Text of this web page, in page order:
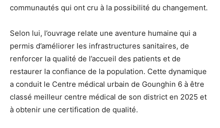
communautés qui ont cru à la possibilité du changement.
Selon lui, l’ouvrage relate une aventure humaine qui a
permis d’améliorer les infrastructures sanitaires, de
renforcer la qualité de l’accueil des patients et de
restaurer la confiance de la population. Cette dynamique
a conduit le Centre médical urbain de Gounghin 6 à être
classé meilleur centre médical de son district en 2025 et
à obtenir une certification de qualité.